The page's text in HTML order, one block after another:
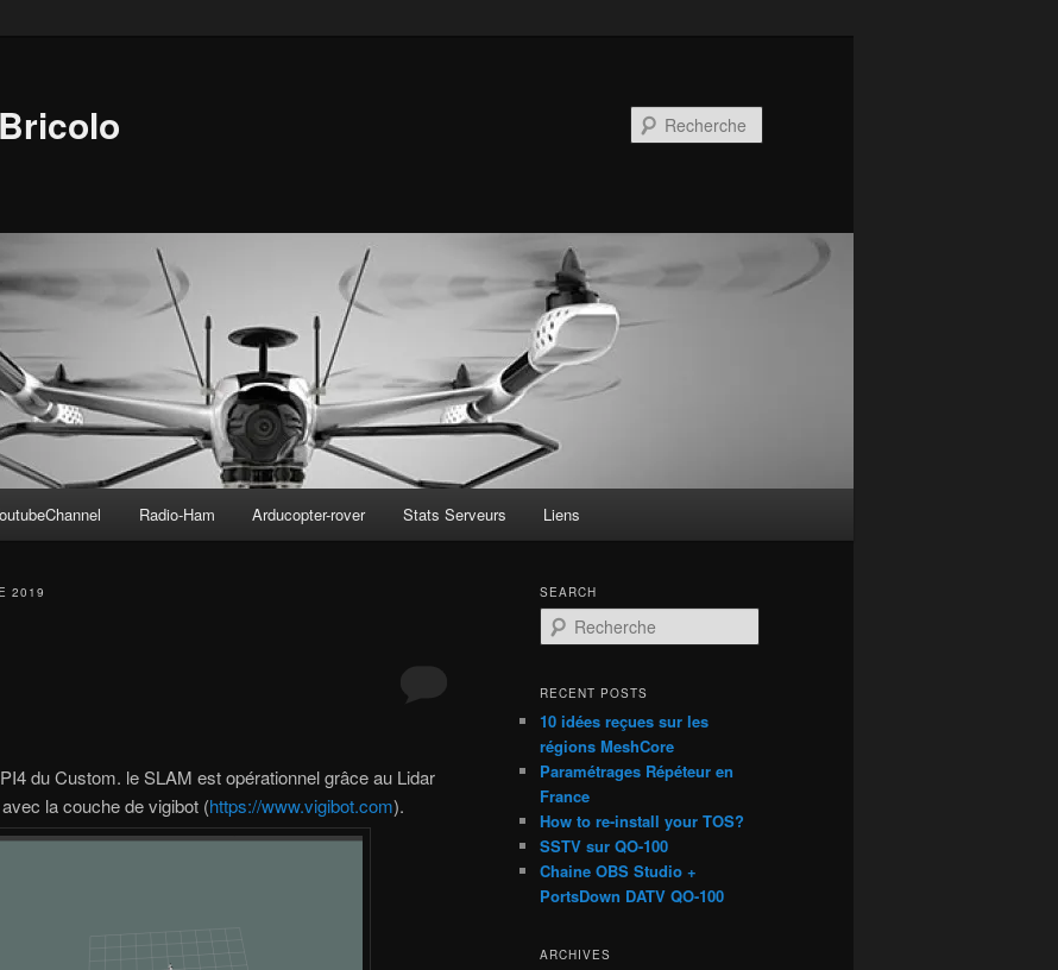
Radio-Ham Arducopter-rover Stats Serveurs Liens
2019
du Custom. le SLAM est opérationnel grâce au Lidar
la couche de vigibot (https://www.vigibot.com).
SEARCH
e
h
r
c
h
e
RECENT POSTS
10 idées reçues sur les
régions MeshCore
Paramétrages Répéteur en
France
How to re-install your TOS?
SSTV sur QO-100
Chaine OBS Studio +
PortsDown DATV QO-100
ARCHIVES